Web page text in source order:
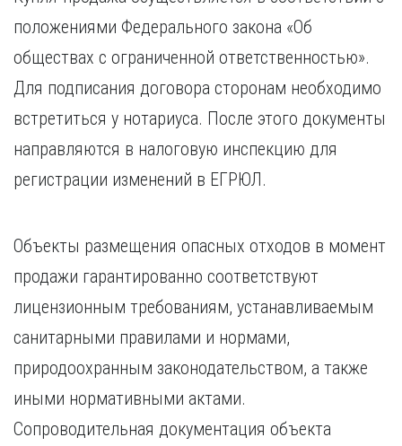
положениями Федерального закона «Об
обществах с ограниченной ответственностью».
Для подписания договора сторонам необходимо
встретиться у нотариуса. После этого документы
направляются в налоговую инспекцию для
регистрации изменений в ЕГРЮЛ.
Объекты размещения опасных отходов в момент
продажи гарантированно соответствуют
лицензионным требованиям, устанавливаемым
санитарными правилами и нормами,
природоохранным законодательством, а также
иными нормативными актами.
Сопроводительная документация объекта